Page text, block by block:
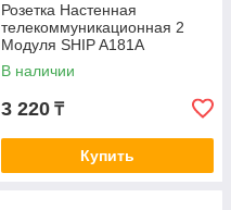
Розетка Настенная
телекоммуникационная 2
Модуля SHIP A181A
В наличии
3 220 ₸
Купить